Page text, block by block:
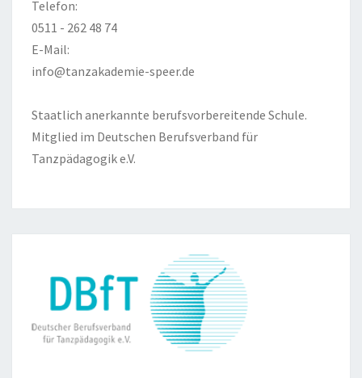
Telefon:
0511 - 262 48 74
E-Mail:
info@tanzakademie-speer.de
Staatlich anerkannte berufsvorbereitende Schule.
Mitglied im Deutschen Berufsverband für
Tanzpädagogik e.V.